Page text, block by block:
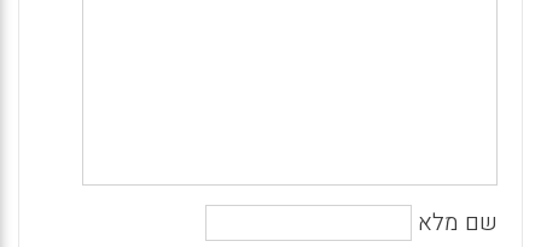
שם מלא